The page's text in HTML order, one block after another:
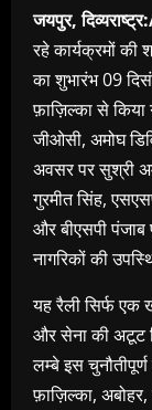
जयपुर,
रहे कार्यक्रमों की
का शुभारंभ 09
फ़ाज़िल्का से
जीओसी, अमोघ
अवसर पर सुश्री
गुरमीत सिंह,
और बीएसपी
नागरिकों की
यह रैली सिर्फ एक
और सेना की अटूट
लम्बे इस
फ़ाज़िल्का,